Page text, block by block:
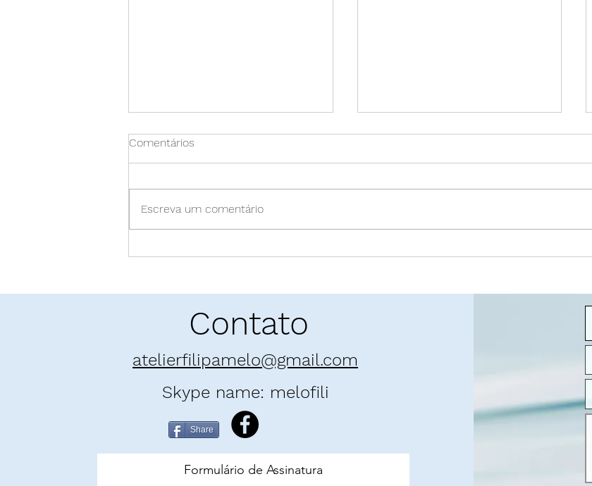
O contexto da pandemia
Comentários
Escreva um comentário
Contato
atelierfilipamelo@gmail.com
Skype name: melofili
Share
Formulário de Assinatura